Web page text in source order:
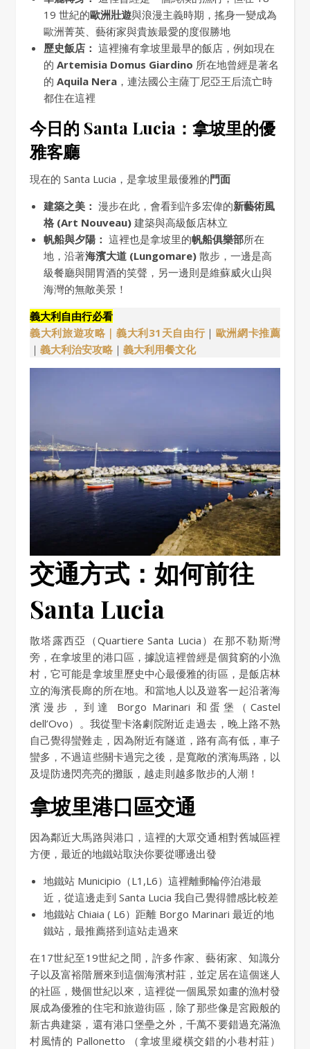
19 世紀的歐洲壯遊與浪漫主義時期，搖身一變成為
歐洲菁英、藝術家與貴族最愛的度假勝地
歷史飯店： 這裡擁有拿坡里最早的飯店，例如現在
的 Artemisia Domus Giardino 所在地曾經是著名
的 Aquila Nera ，連法國公主薩丁尼亞王后流亡時
都住在這裡
今日的 Santa Lucia：拿坡里的優
雅客廳
現在的 Santa Lucia，是拿坡里最優雅的門面
建築之美： 漫步在此，會看到許多宏偉的新藝術風
格 (Art Nouveau) 建築與高級飯店林立
帆船與夕陽： 這裡也是拿坡里的帆船俱樂部所在
地，沿著海濱大道 (Lungomare) 散步，一邊是高
級餐廳與開胃酒的笑聲，另一邊則是維蘇威火山與
海灣的無敵美景！
義大利自由行必看
義大利旅遊攻略｜義大利31天自由行｜ 歐洲網卡推薦
｜ 義大利治安攻略 ｜ 義大利用餐文化
交通方式：如何前往
Santa Lucia
散塔露西亞（Quartiere Santa Lucia）在那不勒斯灣
旁，在拿坡里的港口區，據說這裡曾經是個貧窮的小漁
村，它可能是拿坡里歷史中心最優雅的街區，是飯店林
立的海濱長廊的所在地。和當地人以及遊客一起沿著海
濱漫步，到達 Borgo Marinari 和蛋堡（Castel
dell’Ovo）。我從聖卡洛劇院附近走過去，晚上路不熟
自己覺得蠻難走，因為附近有隧道，路有高有低，車子
蠻多，不過這些關卡過完之後，是寬敞的濱海馬路，以
及堤防邊閃亮亮的攤販，越走則越多散步的人潮！
拿坡里港口區交通
因為鄰近大馬路與港口，這裡的大眾交通相對舊城區裡
方便，最近的地鐵站取決你要從哪邊出發
地鐵站 Municipio（L1,L6）這裡離郵輪停泊港最
近，從這邊走到 Santa Lucia 我自己覺得體感比較差
地鐵站 Chiaia ( L6）距離 Borgo Marinari 最近的地
鐵站，最推薦搭到這站走過來
在17世紀至19世紀之間，許多作家、藝術家、知識分
子以及富裕階層來到這個海濱村莊，並定居在這個迷人
的社區，幾個世紀以來，這裡從一個風景如畫的漁村發
展成為優雅的住宅和旅遊街區，除了那些像是宮殿般的
新古典建築，還有港口堡壘之外，千萬不要錯過充滿漁
村風情的 Pallonetto （拿坡里縱橫交錯的小巷村莊）